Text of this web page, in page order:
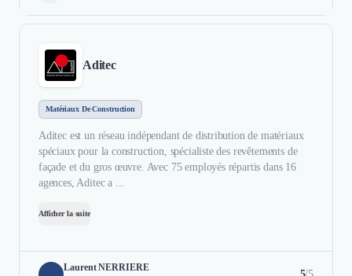
Aditec
Matériaux De Construction
Aditec est un réseau indépendant de distribution de matériaux
spéciaux pour la construction, spécialiste des revêtements de
façade et du gros œuvre. Avec 75 employés répartis dans 16
agences, Aditec a ...
Afficher la suite
Laurent NERRIERE